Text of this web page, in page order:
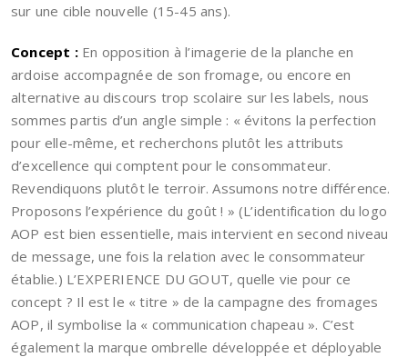
sur une cible nouvelle (15-45 ans).
Concept :En opposition à l’imagerie de la planche en
ardoise accompagnée de son fromage, ou encore en
alternative au discours trop scolaire sur les labels, nous
sommes partis d’un angle simple : « évitons la perfection
pour elle-même, et recherchons plutôt les attributs
d’excellence qui comptent pour le consommateur.
Revendiquons plutôt le terroir. Assumons notre différence.
Proposons l’expérience du goût ! » (L’identification du logo
AOP est bien essentielle, mais intervient en second niveau
de message, une fois la relation avec le consommateur
établie.) L’EXPERIENCE DU GOUT, quelle vie pour ce
concept ? Il est le « titre » de la campagne des fromages
AOP, il symbolise la « communication chapeau ». C’est
également la marque ombrelle développée et déployable